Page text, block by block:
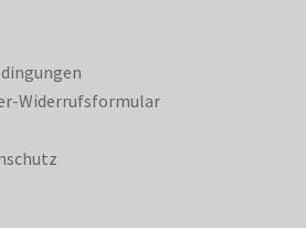
Widerrufsformular